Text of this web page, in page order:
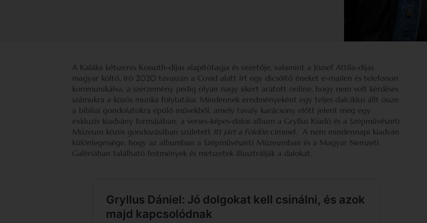
A Kaláka kétszeres Kossuth-díjas alapítótagja és vezetője, valamint a József Attila-díjas
magyar költő, író 2020 tavaszán a Covid alatt írt egy dicsőítő éneket e-mailen és telefonon
kommunikálva, a szerzemény pedig olyan nagy sikert aratott online, hogy nem volt kérdéses
számukra a közös munka folytatása. Mindennek eredményeként egy teljes dalciklus állt össze
a bibliai gondolatokra épülő művekből, amely tavaly karácsony előtt jelent meg egy
exkluzív kiadvány formájában; a verses-képes-dalos album a Gryllus Kiadó és a Szépművészeti
Múzeum közös gondozásában született Itt járt a Földön címmel. A nem mindennapi kiadván
különlegessége, hogy az albumban a Szépművészeti Múzeumban és a Magyar Nemzeti
Galériában található festmények és metszetek illusztrálják a dalokat.